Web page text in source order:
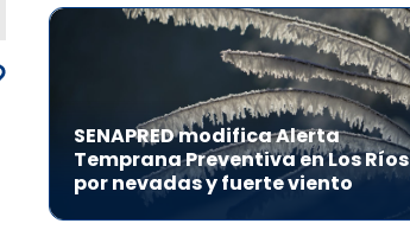
SENAPRED modifica Alerta
Temprana Preventiva en Los Ríos
por nevadas y fuerte viento